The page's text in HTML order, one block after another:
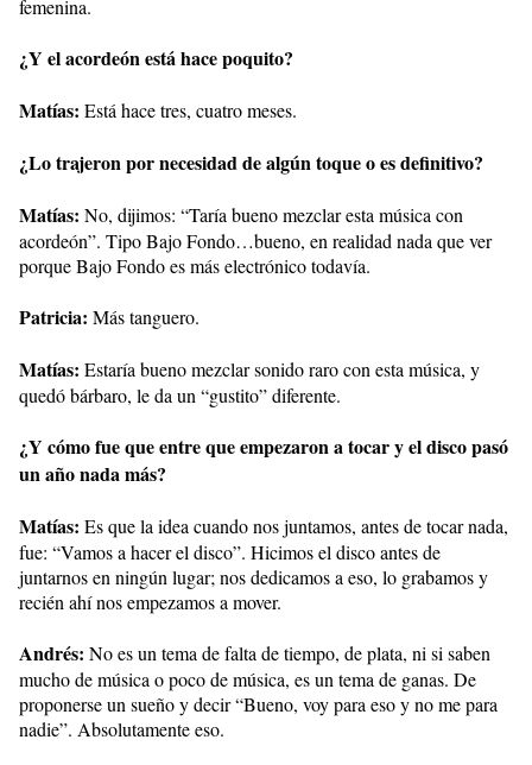
femenina.
¿Y el acordeón está hace poquito?
Matías: Está hace tres, cuatro meses.
¿Lo trajeron por necesidad de algún toque o es definitivo?
Matías: No, dijimos: “Taría bueno mezclar esta música con
acordeón”. Tipo Bajo Fondo…bueno, en realidad nada que ver
porque Bajo Fondo es más electrónico todavía.
Patricia: Más tanguero.
Matías: Estaría bueno mezclar sonido raro con esta música, y
quedó bárbaro, le da un “gustito” diferente.
¿Y cómo fue que entre que empezaron a tocar y el disco pasó
un año nada más?
Matías: Es que la idea cuando nos juntamos, antes de tocar nada,
fue: “Vamos a hacer el disco”. Hicimos el disco antes de
juntarnos en ningún lugar; nos dedicamos a eso, lo grabamos y
recién ahí nos empezamos a mover.
Andrés: No es un tema de falta de tiempo, de plata, ni si saben
mucho de música o poco de música, es un tema de ganas. De
proponerse un sueño y decir “Bueno, voy para eso y no me para
nadie”. Absolutamente eso.